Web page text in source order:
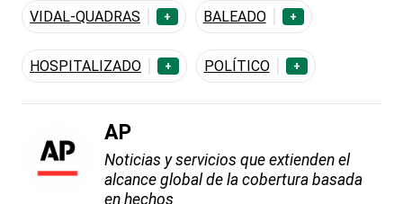
VIDAL-QUADRAS
+ BALEADO +
HOSPITALIZADO + POLÍTICO +
AP
Noticias y servicios que extienden el
alcance global de la cobertura basada
en hechos